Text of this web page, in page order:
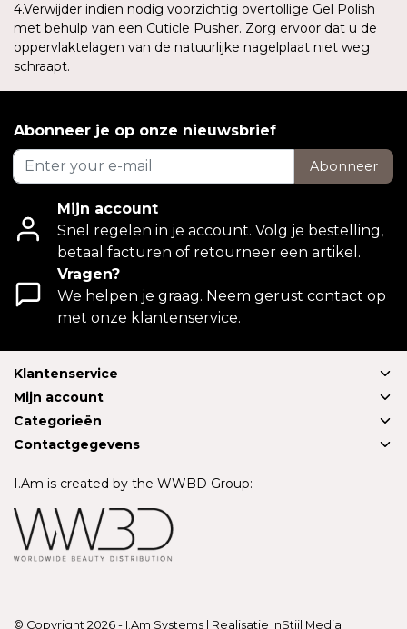
4.Verwijder indien nodig voorzichtig overtollige Gel Polish
met behulp van een Cuticle Pusher. Zorg ervoor dat u de
oppervlaktelagen van de natuurlijke nagelplaat niet weg
schraapt.
Abonneer je op onze nieuwsbrief
Abonneer
Mijn account
Snel regelen in je account. Volg je bestelling,
betaal facturen of retourneer een artikel.
Vragen?
We helpen je graag. Neem gerust contact op
met onze klantenservice.
Klantenservice
Mijn account
Categorieën
Contactgegevens
I.Am is created by the WWBD Group:
© Copyright 2026 - I.Am Systems | Realisatie InStijl Media